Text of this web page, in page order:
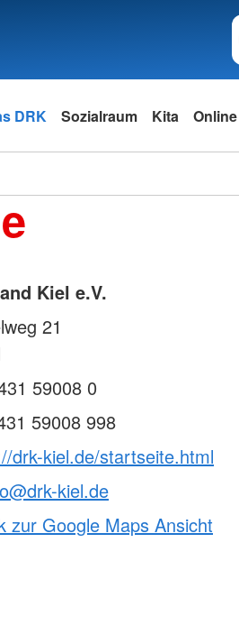
DRK Sozialraum Kita
Kiel e.V.
21
59008 0
59008 998
drk-kiel.de/startseite.html
kiel.de
zur Google Maps Ansicht